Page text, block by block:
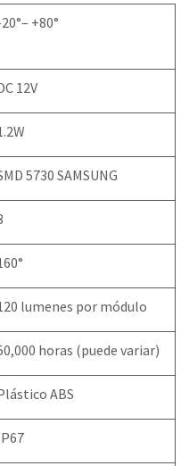
+80°
12V
5730 SAMSUNG
lumenes por módulo
horas (puede variar)
ABS